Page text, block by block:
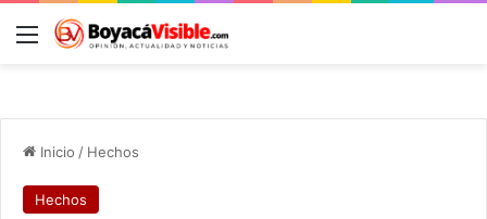
Menú
Inicio / Hechos
Hechos